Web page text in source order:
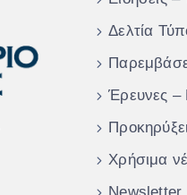
Δελτία
Έρευνες –
Χρήσιμα